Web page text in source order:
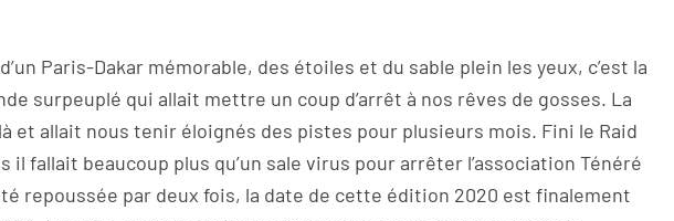
Paris-Dakar mémorable, des étoiles et du sable plein les yeux, c’est la
surpeuplé qui allait mettre un coup d’arrêt à nos rêves de gosses. La
et allait nous tenir éloignés des pistes pour plusieurs mois. Fini le Raid
il fallait beaucoup plus qu’un sale virus pour arrêter l’association Ténéré
repoussée par deux fois, la date de cette édition 2020 est finalement